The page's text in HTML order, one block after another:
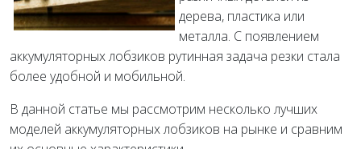
дерева, пластика или
металла. С появлением
аккумуляторных лобзиков рутинная задача резки стала
более удобной и мобильной.
В данной статье мы рассмотрим несколько лучших
моделей аккумуляторных лобзиков на рынке и сравним